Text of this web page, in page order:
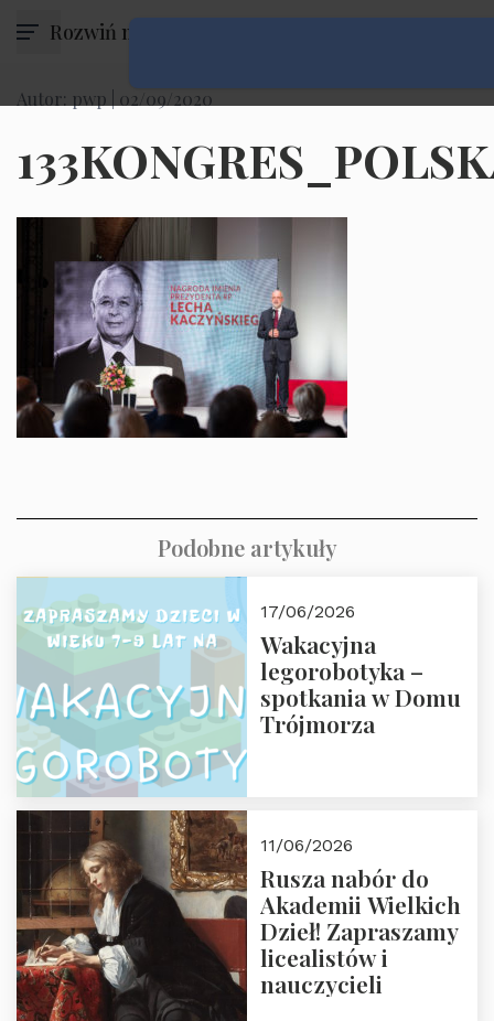
Rozwiń menu
Autor: pwp | 02/09/2020
Podobne artykuły
17/06/2026
Wakacyjna
legorobotyka –
spotkania w Domu
Trójmorza
11/06/2026
Rusza nabór do
Akademii Wielkich
Dzieł! Zapraszamy
licealistów i
nauczycieli